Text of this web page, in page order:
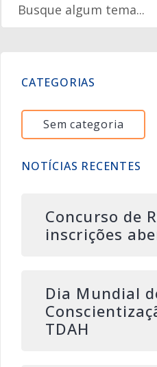
CATEGORIAS
Sem categoria
NOTÍCIAS RECENTES
Concurso de
inscrições
Dia Mundial
TDAH